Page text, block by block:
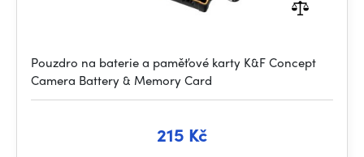
Pouzdro na baterie a paměťové karty K&F Concept
Camera Battery & Memory Card
215 Kč